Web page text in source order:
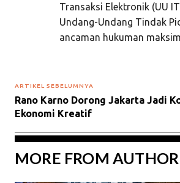
Transaksi Elektronik (UU
Undang-Undang Tindak
ancaman hukuman
ARTIKEL SEBELUMNYA
Rano Karno Dorong Jakarta Jadi
Ekonomi Kreatif
MORE FROM AUTHOR